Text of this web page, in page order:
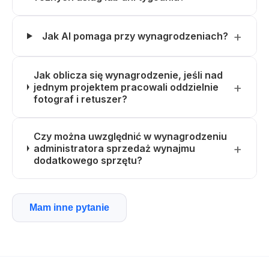
Jak AI pomaga przy wynagrodzeniach?
Jak oblicza się wynagrodzenie, jeśli nad
jednym projektem pracowali oddzielnie
fotograf i retuszer?
Czy można uwzględnić w wynagrodzeniu
administratora sprzedaż wynajmu
dodatkowego sprzętu?
Mam inne pytanie